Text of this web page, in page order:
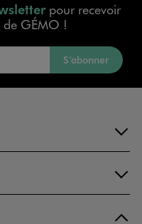
pour recevoir
de GÉMO !
S’abonner